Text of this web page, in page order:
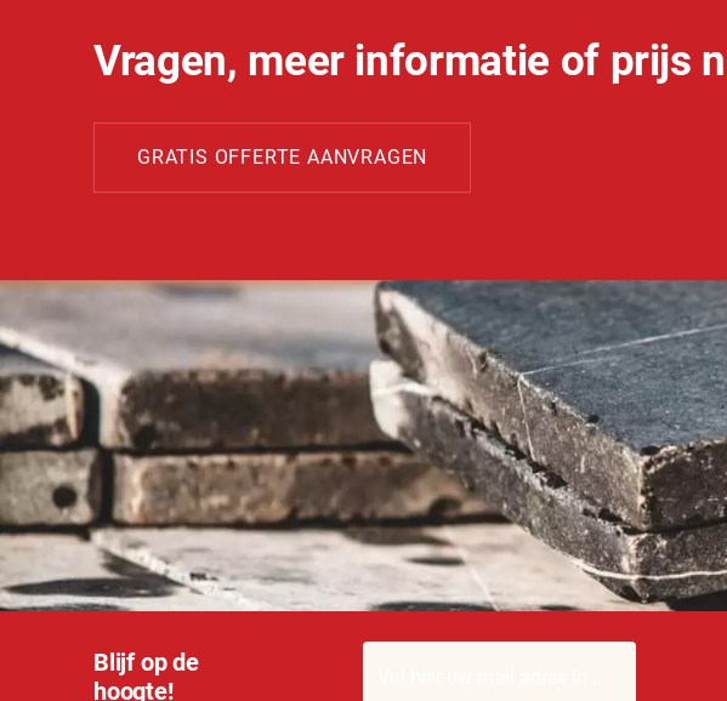
Vragen, meer informatie of prijs
GRATIS OFFERTE AANVRAGEN
Blijf op de
hoogte!